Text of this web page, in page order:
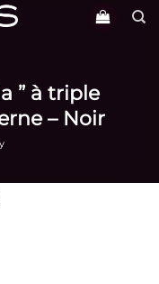
” à triple
– Noir